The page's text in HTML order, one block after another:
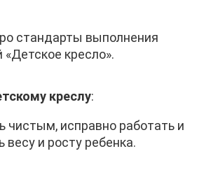
стандарты выполнения
«Детское кресло».
креслу:
чистым, исправно работать и
весу и росту ребенка.